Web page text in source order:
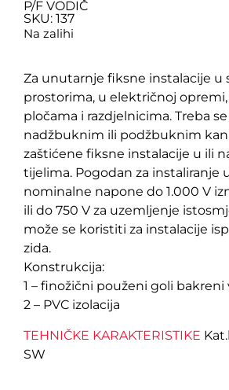
P/F VODIČ
SKU: 137
Na zalihi
Za unutarnje fiksne instalacije u
prostorima, u električnoj
pločama i razdjelnicima. Treba
nadžbuknim ili podžbuknim
zaštićene fiksne instalacije u ili
tijelima. Pogodan za instaliranje
nominalne napone do 1.000 V
ili do 750 V za uzemljenje
može se koristiti za instalacije
zida.
Konstrukcija:
1 – finožični použeni goli bakreni
2 – PVC izolacija
TEHNIČKE KARAKTERISTIKE
SW